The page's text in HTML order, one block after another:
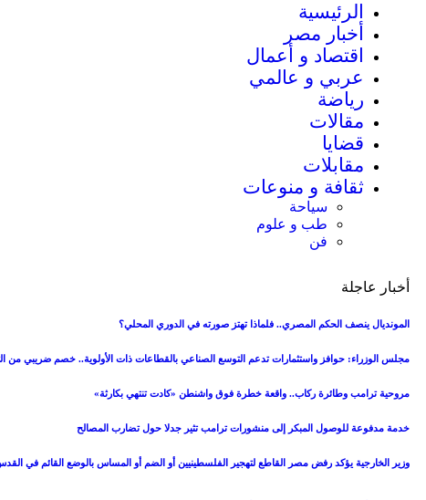
الرئيسية
أخبار مصر
اقتصاد و أعمال
عربي و عالمي
رياضة
مقالات
قضايا
مقابلات
ثقافة و منوعات
سياحة
طب و علوم
فن
أخبار عاجلة
المونديال ينصف الحكم المصري.. فلماذا تهتز صورته في الدوري المحلي؟
مجلس الوزراء: حوافز واستثمارات تدعم التوسع الصناعي بالقطاعات ذات الأولوية.. خصم ضريبي من
مروحية ترامب وطائرة ركاب.. واقعة خطرة فوق واشنطن «كادت تنتهي بكارثة»
خدمة مدفوعة للوصول المبكر إلى منشورات ترامب تثير جدلا حول تضارب المصالح
وزير الخارجية يؤكد رفض مصر القاطع لتهجير الفلسطينيين أو الضم أو المساس بالوضع القائم في